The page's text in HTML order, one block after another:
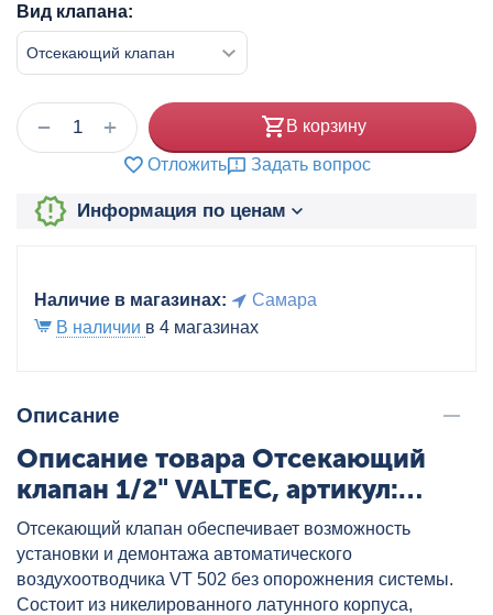
Вид клапана:
+
− В корзину
Отложить Задать вопрос
Информация по ценам
Наличие в магазинах:
Самара
В наличии в 4 магазинах
Описание
Описание товара Отсекающий
клапан 1/2" VALTEC, артикул:
VT.539.N.04
Отсекающий клапан обеспечивает возможность
установки и демонтажа автоматического
воздухоотводчика VT 502 без опорожнения системы.
Состоит из никелированного латунного корпуса,